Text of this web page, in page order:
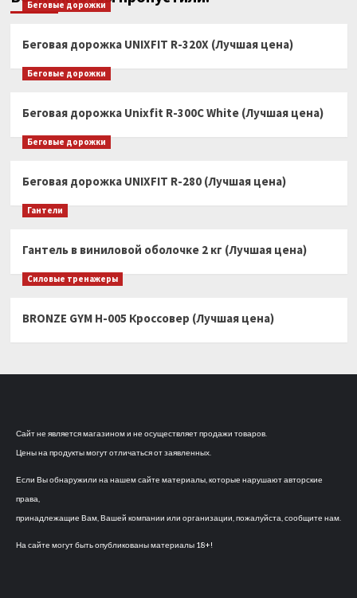
Беговые дорожки
Беговая дорожка UNIXFIT R-320X (Лучшая цена)
Беговые дорожки
Беговая дорожка Unixfit R-300C White (Лучшая цена)
Беговые дорожки
Беговая дорожка UNIXFIT R-280 (Лучшая цена)
Гантели
Гантель в виниловой оболочке 2 кг (Лучшая цена)
Силовые тренажеры
BRONZE GYM H-005 Кроссовер (Лучшая цена)
Сайт не является магазином и не осуществляет продажи товаров.
Цены на продукты могут отличаться от заявленных.
Если Вы обнаружили на нашем сайте материалы, которые нарушают авторские
права,
принадлежащие Вам, Вашей компании или организации, пожалуйста, сообщите нам.
На сайте могут быть опубликованы материалы 18+!